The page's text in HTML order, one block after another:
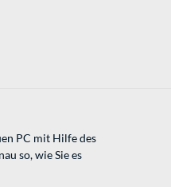
PC mit Hilfe des
so, wie Sie es